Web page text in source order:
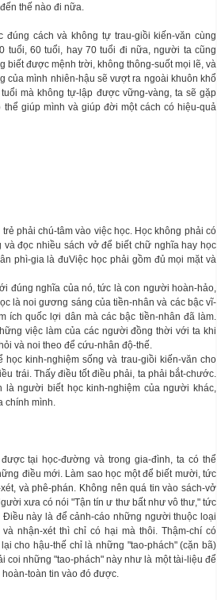
thế nào đi nữa.
cách và không tự trau-giồi kiến-văn cùng
tuổi, 60 tuổi, hay 70 tuổi đi nữa, người ta cũng
biết được mệnh trời, không thông-suốt mọi lẽ, và
của mình nhiên-hậu sẽ vượt ra ngoài khuôn khổ
mà không tự-lập được vững-vàng, ta sẽ gặp
giúp mình và giúp đời một cách có hiệu-quả
phải chú-tâm vào việc học. Học không phải có
đọc nhiều sách vở để biết chữ nghĩa hay học
phì-gia là đuViệc học phải gồm đủ mọi mặt và
đúng nghĩa của nó, tức là con người hoàn-hảo,
là noi gương sáng của tiền-nhân và các bậc vĩ-
ích quốc lợi dân mà các bậc tiền-nhân đã làm.
việc làm của các người đồng thời với ta khi
và noi theo để cứu-nhân độ-thế.
kinh-nghiệm sống và trau-giồi kiến-văn cho
trái. Thấy điều tốt điều phải, ta phải bắt-chước.
là người biết học kinh-nghiệm của người khác,
chính mình.
tại học-đường và trong gia-đình, ta có thể
điều mới. Làm sao học một để biết mười, tức
và phê-phán. Không nên quá tin vào sách-vở
xưa có nói "Tận tín ư thư bất như vô thư," tức
này là để cảnh-cáo những người thuộc loại
nhận-xét thì chỉ có hại mà thôi. Thậm-chí có
cho hậu-thế chỉ là những "tao-phách" (cặn bã)
coi những "tao-phách" này như là một tài-liệu để
toàn tin vào đó được.